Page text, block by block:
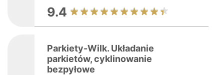
9.4
Parkiety-Wilk. Układanie
parkietów, cyklinowanie
bezpyłowe